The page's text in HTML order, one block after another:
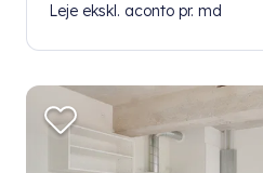
Leje ekskl. aconto pr. md